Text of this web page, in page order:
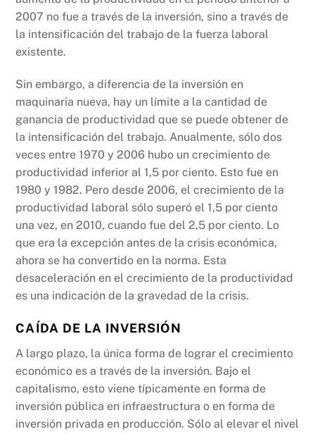
2007 no fue a través de la inversión, sino a través de
la intensificación del trabajo de la fuerza laboral
existente.
Sin embargo, a diferencia de la inversión en
maquinaria nueva, hay un límite a la cantidad de
ganancia de productividad que se puede obtener de
la intensificación del trabajo. Anualmente, sólo dos
veces entre 1970 y 2006 hubo un crecimiento de
productividad inferior al 1,5 por ciento. Esto fue en
1980 y 1982. Pero desde 2006, el crecimiento de la
productividad laboral sólo superó el 1,5 por ciento
una vez, en 2010, cuando fue del 2,5 por ciento. Lo
que era la excepción antes de la crisis económica,
ahora se ha convertido en la norma. Esta
desaceleración en el crecimiento de la productividad
es una indicación de la gravedad de la crisis.
CAÍDA DE LA INVERSIÓN
A largo plazo, la única forma de lograr el crecimiento
económico es a través de la inversión. Bajo el
capitalismo, esto viene típicamente en forma de
inversión pública en infraestructura o en forma de
inversión privada en producción. Sólo al elevar el nivel